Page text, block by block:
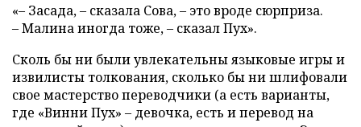
«– Засада, – сказала Сова, – это вроде сюрприза.
– Малина иногда тоже, – сказал Пух».
Сколь бы ни были увлекательны языковые игры и
извилисты толкования, сколько бы ни шлифовали
свое мастерство переводчики (а есть варианты,
где «Винни Пух» – девочка, есть и перевод на